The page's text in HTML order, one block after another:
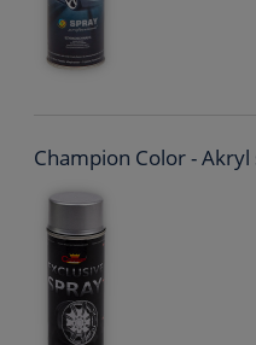
Champion Color -